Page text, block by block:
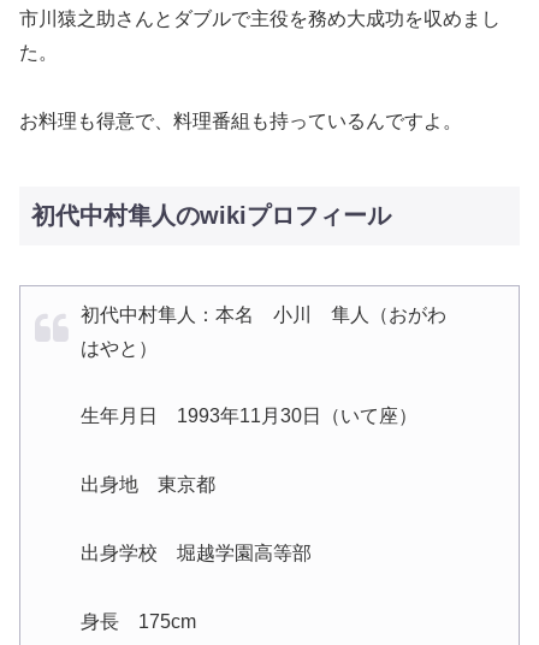
市川猿之助さんとダブルで主役を務め大成功を収めまし
た。
お料理も得意で、料理番組も持っているんですよ。
初代中村隼人のwikiプロフィール
初代中村隼人：本名 小川 隼人（おがわ
はやと）
生年月日 1993年11月30日（いて座）
出身地 東京都
出身学校 堀越学園高等部
身長 175cm